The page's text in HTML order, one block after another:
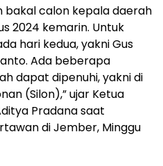
bakal calon kepala daerah
2024 kemarin. Untuk
hari kedua, yakni Gus
Ada beberapa
dapat dipenuhi, yakni di
(Silon),” ujar Ketua
Pradana saat
di Jember, Minggu